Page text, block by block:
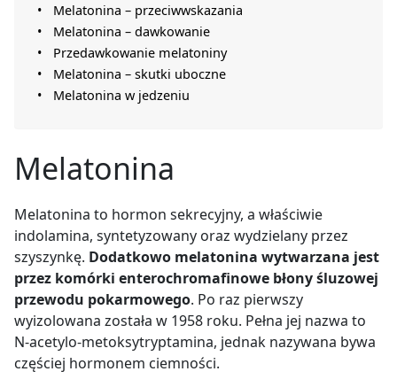
Melatonina – przeciwwskazania
Melatonina – dawkowanie
Przedawkowanie melatoniny
Melatonina – skutki uboczne
Melatonina w jedzeniu
Melatonina
Melatonina to hormon sekrecyjny, a właściwie
indolamina, syntetyzowany oraz wydzielany przez
szyszynkę. Dodatkowo melatonina wytwarzana jest
przez komórki enterochromafinowe błony śluzowej
przewodu pokarmowego. Po raz pierwszy
wyizolowana została w 1958 roku. Pełna jej nazwa to
N-acetylo-metoksytryptamina, jednak nazywana bywa
częściej hormonem ciemności.